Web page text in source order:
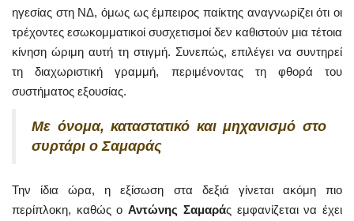
ηγεσίας στη ΝΔ, όμως ως έμπειρος παίκτης αναγνωρίζει ότι οι
τρέχοντες εσωκομματικοί συσχετισμοί δεν καθιστούν μια τέτοια
κίνηση ώριμη αυτή τη στιγμή. Συνεπώς, επιλέγει να συντηρεί
τη διαχωριστική γραμμή, περιμένοντας τη φθορά του
συστήματος εξουσίας.
Με όνομα, καταστατικό και μηχανισμό στο
συρτάρι ο Σαμαράς
Την ίδια ώρα, η εξίσωση στα δεξιά γίνεται ακόμη πιο
περίπλοκη, καθώς οΑντώνης Σαμαράς εμφανίζεται να έχει